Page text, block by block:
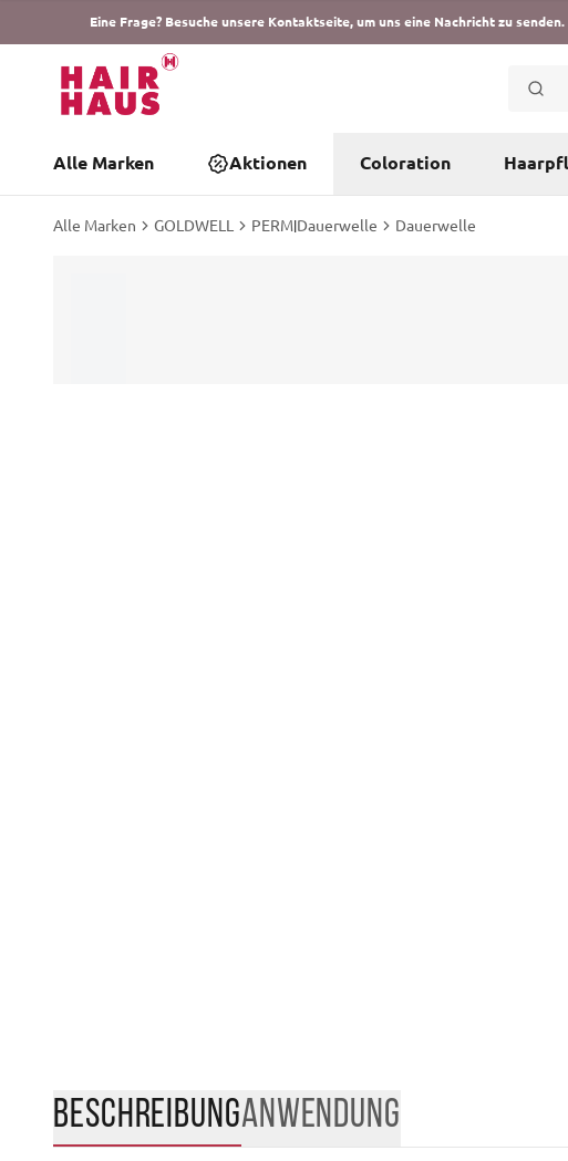
Eine Frage? Besuche unsere Kontaktseite, um uns eine Nachricht zu senden.
Alle Marken Aktionen Coloration
Alle Marken GOLDWELL PERM|Dauerwelle Dauerwelle
BESCHREIBUNGANWENDUNG